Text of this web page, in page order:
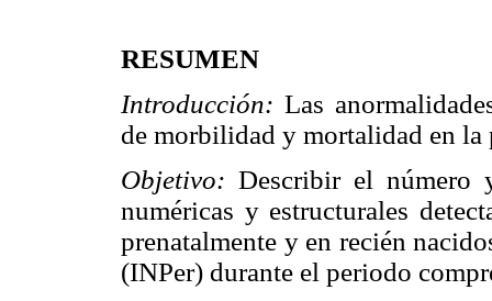
RESUMEN
Introducción:Las
de morbilidad y mortalidad en la
Objetivo: Describir el número
numéricas y estructurales
prenatalmente y en recién
(INPer) durante el periodo